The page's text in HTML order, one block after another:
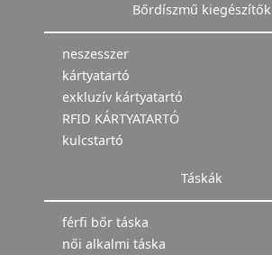
Bőrdíszmű kiegészítők
neszesszer
kártyatartó
exkluzív kártyatartó
RFID KÁRTYATARTÓ
kulcstartó
Táskák
férfi bőr táska
női alkalmi táska